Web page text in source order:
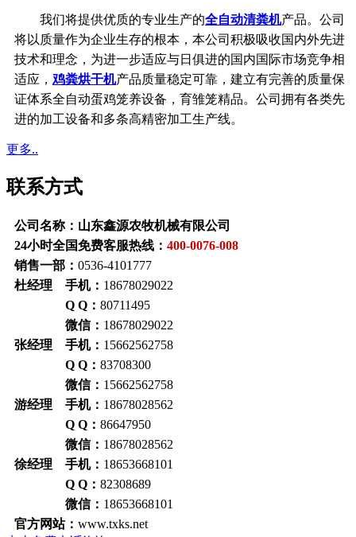
我们将提供优质的专业生产的全自动清粪机产品。公司
将以质量作为企业生存的根本， 本公司积极吸收国内外先进
技术和理念， 为进一步适应与日俱进的国内国际市场竞争相
适应， 鸡粪烘干机产品质量稳定可靠， 建立有完善的质量保
证体系全自动蛋鸡笼养设备，育雏笼精品。公司拥有各类先
进的加工设备和多条高精密加工生产线。
更多..
联系方式
公司名称：山东鑫源农牧机械有限公司
24小时全国免费客服热线： 400-0076-008
销售一部： 0536-4101777
杜经理 手机： 18678029022
Q Q： 80711495
微信： 18678029022
张经理 手机： 15662562758
Q Q： 83708300
微信： 15662562758
游经理 手机： 18678028562
Q Q： 86647950
微信： 18678028562
徐经理 手机： 18653668101
Q Q： 82308689
微信： 18653668101
官方网站： www.txks.net